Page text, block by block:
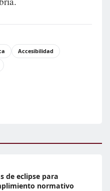
Accesibilidad
de eclipse para
normativo